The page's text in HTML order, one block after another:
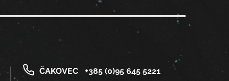
ČAKOVEC +385 (0)95 645 5221